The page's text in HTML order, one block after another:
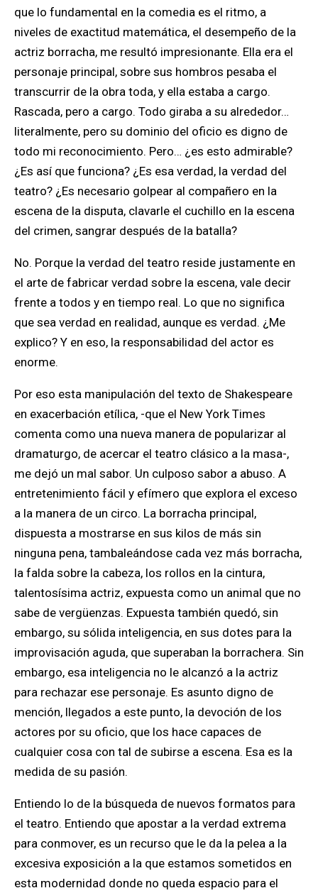
que lo fundamental en la comedia es el ritmo, a
niveles de exactitud matemática, el desempeño de la
actriz borracha, me resultó impresionante. Ella era el
personaje principal, sobre sus hombros pesaba el
transcurrir de la obra toda, y ella estaba a cargo.
Rascada, pero a cargo. Todo giraba a su alrededor…
literalmente, pero su dominio del oficio es digno de
todo mi reconocimiento. Pero… ¿es esto admirable?
¿Es así que funciona? ¿Es esa verdad, la verdad del
teatro? ¿Es necesario golpear al compañero en la
escena de la disputa, clavarle el cuchillo en la escena
del crimen, sangrar después de la batalla?
No. Porque la verdad del teatro reside justamente en
el arte de fabricar verdad sobre la escena, vale decir
frente a todos y en tiempo real. Lo que no significa
que sea verdad en realidad, aunque es verdad. ¿Me
explico? Y en eso, la responsabilidad del actor es
enorme.
Por eso esta manipulación del texto de Shakespeare
en exacerbación etílica, -que el New York Times
comenta como una nueva manera de popularizar al
dramaturgo, de acercar el teatro clásico a la masa-,
me dejó un mal sabor. Un culposo sabor a abuso. A
entretenimiento fácil y efímero que explora el exceso
a la manera de un circo. La borracha principal,
dispuesta a mostrarse en sus kilos de más sin
ninguna pena, tambaleándose cada vez más borracha,
la falda sobre la cabeza, los rollos en la cintura,
talentosísima actriz, expuesta como un animal que no
sabe de vergüenzas. Expuesta también quedó, sin
embargo, su sólida inteligencia, en sus dotes para la
improvisación aguda, que superaban la borrachera. Sin
embargo, esa inteligencia no le alcanzó a la actriz
para rechazar ese personaje. Es asunto digno de
mención, llegados a este punto, la devoción de los
actores por su oficio, que los hace capaces de
cualquier cosa con tal de subirse a escena. Esa es la
medida de su pasión.
Entiendo lo de la búsqueda de nuevos formatos para
el teatro. Entiendo que apostar a la verdad extrema
para conmover, es un recurso que le da la pelea a la
excesiva exposición a la que estamos sometidos en
esta modernidad donde no queda espacio para el